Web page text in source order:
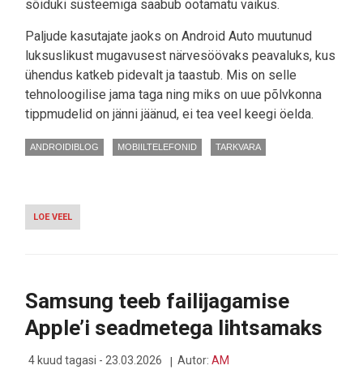
sõiduki süsteemiga saabub ootamatu vaikus.
Paljude kasutajate jaoks on Android Auto muutunud
luksuslikust mugavusest närvesöövaks peavaluks, kus
ühendus katkeb pidevalt ja taastub. Mis on selle
tehnoloogilise jama taga ning miks on uue põlvkonna
tippmudelid on jänni jäänud, ei tea veel keegi öelda.
ANDROIDIBLOG MOBIILTELEFONID TARKVARA
LOE VEEL
ANDROID
SAMSUNG
GALAXY
S26
GOOGLE
PIXELI
Samsung teeb failijagamise
Apple’i seadmetega lihtsamaks
4 kuud tagasi - 23.03.2026 Autor: AM